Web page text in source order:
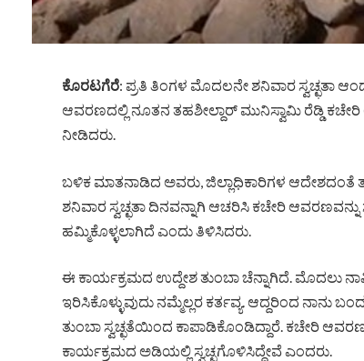
ಕೊರಟಗೆರೆ: ಪ್ರತಿ ತಿಂಗಳ ಮೊದಲನೇ ಶನಿವಾರ ಸ್ವಚ್ಛತಾ
ಆವರಣದಲ್ಲಿ ನೂತನ ತಹಶೀಲ್ದಾರ್ ಮುನಿಸ್ವಾಮಿ ರೆಡ್ಡಿ ಕಚೇರಿ
ನೀಡಿದರು.
ಬಳಿಕ ಮಾತನಾಡಿದ ಅವರು, ಜಿಲ್ಲಾಧಿಕಾರಿಗಳ ಆದೇಶದಂತೆ
ಶನಿವಾರ ಸ್ವಚ್ಛತಾ ದಿನವನ್ನಾಗಿ ಆಚರಿಸಿ ಕಚೇರಿ
ಹಮ್ಮಿಕೊಳ್ಳಲಾಗಿದೆ ಎಂದು ತಿಳಿಸಿದರು.
ಈ ಕಾರ್ಯಕ್ರಮದ ಉದ್ದೇಶ ತುಂಬಾ ಚೆನ್ನಾಗಿದೆ. ಮೊದಲು
ಇರಿಸಿಕೊಳ್ಳುವುದು ನಮ್ಮೆಲ್ಲರ ಕರ್ತವ್ಯ. ಆದ್ದರಿಂದ
ತುಂಬಾ ಸ್ವಚ್ಛತೆಯಿಂದ ಕಾಪಾಡಿಕೊಂಡಿದ್ದಾರೆ. ಕಚೇರಿ
ಕಾರ್ಯಕ್ರಮದ ಅಡಿಯಲ್ಲಿ ಸ್ವಚ್ಛಗೊಳಿಸಿದ್ದೇವೆ ಎಂದರು.